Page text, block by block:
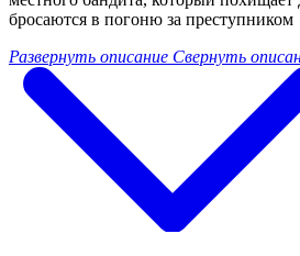
бросаются в погоню за преступником
Развернуть описание Свернуть